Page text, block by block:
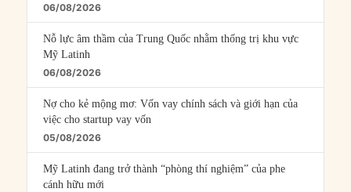
06/08/2026
Nỗ lực âm thầm của Trung Quốc nhằm thống trị khu vực
Mỹ Latinh
06/08/2026
Nợ cho kẻ mộng mơ: Vốn vay chính sách và giới hạn của
việc cho startup vay vốn
05/08/2026
Mỹ Latinh đang trở thành “phòng thí nghiệm” của phe
cánh hữu mới